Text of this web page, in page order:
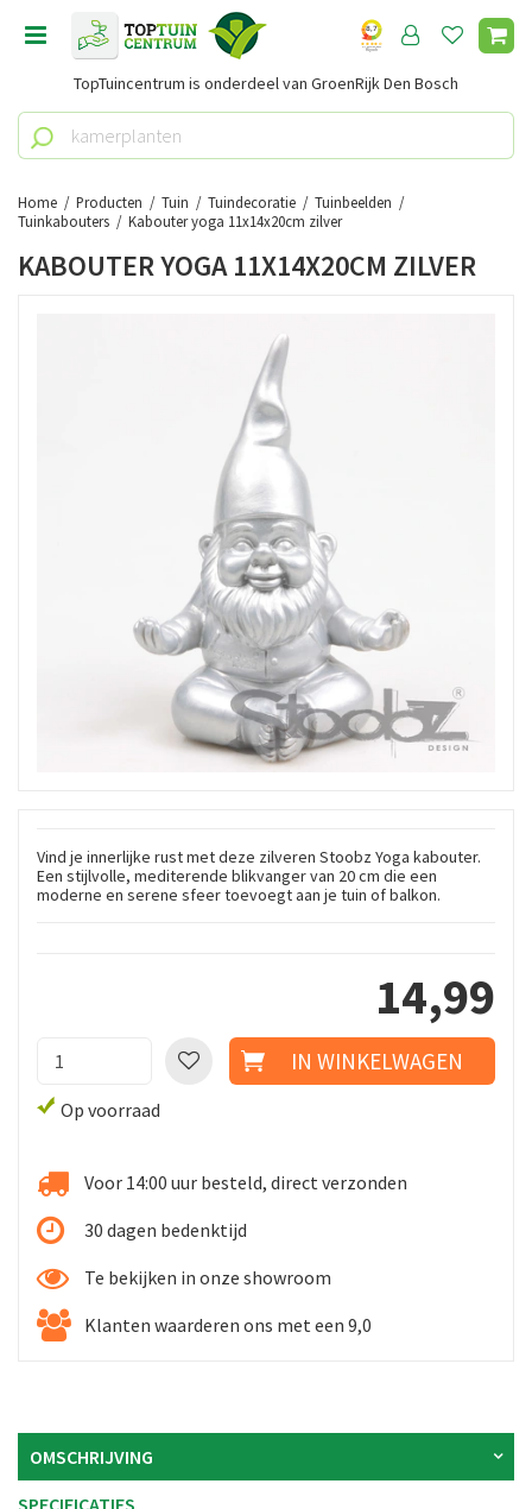
Home Producten Tuin Tuindecoratie
Tuinbeelden
Tuinkabouters
Kabouter yoga 11x14x20cm zilver
TopTuincentrum is onderdeel van GroenRijk Den Bosch
KABOUTER YOGA 11X14X20CM ZILVER
Vind je innerlijke rust met deze zilveren Stoobz Yoga kabouter.
Een stijlvolle, mediterende blikvanger van 20 cm die een
moderne en serene sfeer toevoegt aan je tuin of balkon.
14,99
Op voorraad
Voor 14:00 uur besteld, direct verzonden
30 dagen bedenktijd
Te bekijken in onze showroom
Klanten waarderen ons met een 9,0
OMSCHRIJVING
SPECIFICATIES